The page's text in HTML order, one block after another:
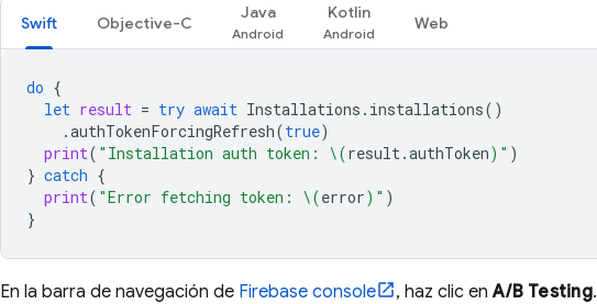
Swift Objective-C
Java Kotlin
Web
do {
let result = try await Installations . installations()
.authTokenForcingRefresh(true)
print( "Installation auth token: \(result.authToken) " )
} catch {
print( "Error fetching token: \(error) " )
}
En la barra de navegación de Firebase console , haz clic enA/B Testing.